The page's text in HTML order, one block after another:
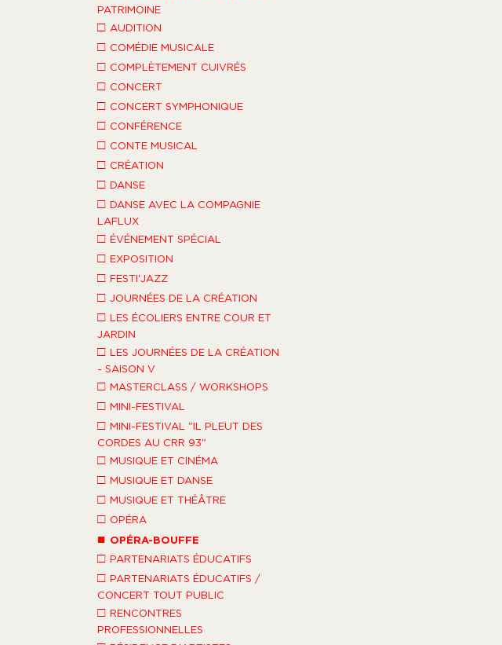
PATRIMOINE
□ AUDITION
□ COMÉDIE MUSICALE
□ COMPLÈTEMENT CUIVRÉS
□ CONCERT
□ CONCERT SYMPHONIQUE
□ CONFÉRENCE
□ CONTE MUSICAL
□ CRÉATION
□ DANSE
□ DANSE AVEC LA COMPAGNIE
LAFLUX
□ ÉVÉNEMENT SPÉCIAL
□ EXPOSITION
□ FESTI'JAZZ
□ JOURNÉES DE LA CRÉATION
□ LES ÉCOLIERS ENTRE COUR ET
JARDIN
□ LES JOURNÉES DE LA CRÉATION
- SAISON V
□ MASTERCLASS / WORKSHOPS
□ MINI-FESTIVAL
□ MINI-FESTIVAL "IL PLEUT DES
CORDES AU CRR 93"
□ MUSIQUE ET CINÉMA
□ MUSIQUE ET DANSE
□ MUSIQUE ET THÉÂTRE
□ OPÉRA
■ OPÉRA-BOUFFE
□ PARTENARIATS ÉDUCATIFS
□ PARTENARIATS ÉDUCATIFS /
CONCERT TOUT PUBLIC
□ RENCONTRES
PROFESSIONNELLES